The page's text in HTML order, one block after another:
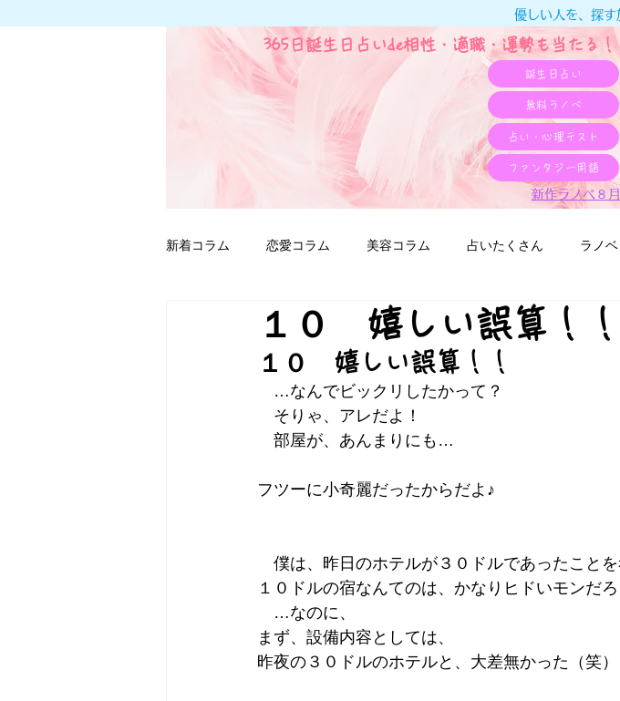
365日誕生日占いde相性・適職・​運勢も当たる！
優しい人を、探す
誕生日占い
無料ラノベ
占い・心理テスト
ファンタジー用語
新作ラノベ８
新着コラム 恋愛コラム 美容コラム 占いたくさん ラノベ
ファンタジー用語１０ 嬉しい誤算！！
１０　嬉しい誤算！！
…なんでビックリしたかって？
そりゃ、アレだよ！
部屋が、あんまりにも…
フツーに小奇麗だったからだよ♪
僕は、昨日のホテルが３０ドルであったことを
１０ドルの宿なんてのは、かなりヒドいモンだ
…なのに、
まず、設備内容としては、
昨夜の３０ドルのホテルと、大差無かった（笑）